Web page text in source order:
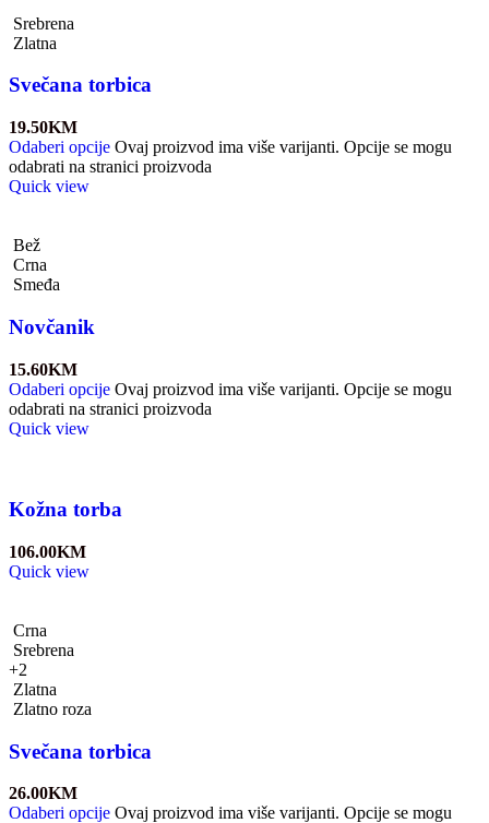
Srebrena
Zlatna
Svečana torbica
19.50KM
Odaberi opcije Ovaj proizvod ima više varijanti. Opcije se mogu
odabrati na stranici proizvoda
Quick view
Bež
Crna
Smeđa
Novčanik
15.60KM
Odaberi opcije Ovaj proizvod ima više varijanti. Opcije se mogu
odabrati na stranici proizvoda
Quick view
Kožna torba
106.00KM
Quick view
Crna
Srebrena
+2
Zlatna
Zlatno roza
Svečana torbica
26.00KM
Odaberi opcije Ovaj proizvod ima više varijanti. Opcije se mogu